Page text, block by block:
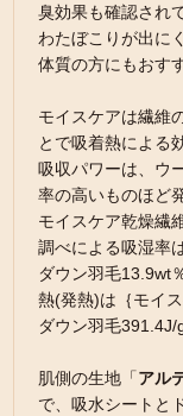
臭効果も確認され
わたぼこりが出に
体質の方にもおす
モイスケアは繊維
とで吸着熱による
吸収パワーは、ウ
率の高いものほど
モイスケア乾燥繊
調べによる吸湿率
ダウン羽毛13.9wt
熱(発熱)は｛モイ
ダウン羽毛
肌側の生地「アル
で、吸水シートと